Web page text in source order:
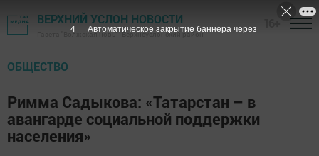
ВЕРХНИЙ УСЛОН НОВОСТИ
Газета "Волжская новь" - Верхнеуслонский район
ОБЩЕСТВО
Римма Садыкова: «Татарстан – в
авангарде социальной поддержки
населения»
3 Автоматическое закрытие баннера через